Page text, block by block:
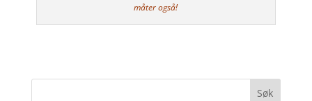
måter også!
Søk